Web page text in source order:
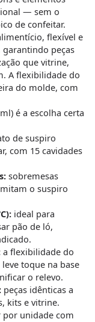
— sem o
de confeitar.
flexível e
peças
que vitrine,
A flexibilidade do
do molde, com
é a escolha certa
de suspiro
com 15 cavidades
sobremesas
o suspiro
ideal para
pão de ló,
a flexibilidade do
toque na base
o relevo.
peças idênticas a
kits e vitrine.
por unidade com